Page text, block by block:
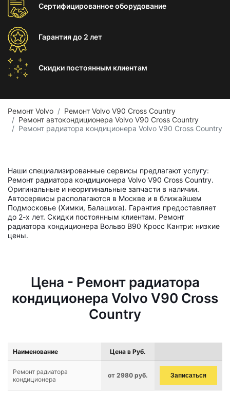
Сертифицированноеоборудование
Гарантиядо 2 лет
Скидки постоянным клиентам
Ремонт Volvo
Ремонт Volvo V90 Cross Country
Ремонт автокондиционера Volvo V90 Cross Country
Ремонт радиатора кондиционера Volvo V90 Cross Country
Наши специализированные сервисы предлагают услугу:
Ремонт радиатора кондиционера Volvo V90 Cross Country.
Оригинальные и неоригинальные запчасти в наличии.
Автосервисы располагаются в Москве и в ближайшем
Подмосковье (Химки, Балашиха). Гарантия предоставляет
до 2-х лет. Скидки постоянным клиентам. Ремонт
радиатора кондиционера Вольво В90 Кросс Кантри: низкие
цены.
Цена - Ремонт радиатора
кондиционера Volvo V90 Cross
Country
Наименование Цена в Руб.
Ремонт радиатора
кондиционера
от 2980 руб. Записаться